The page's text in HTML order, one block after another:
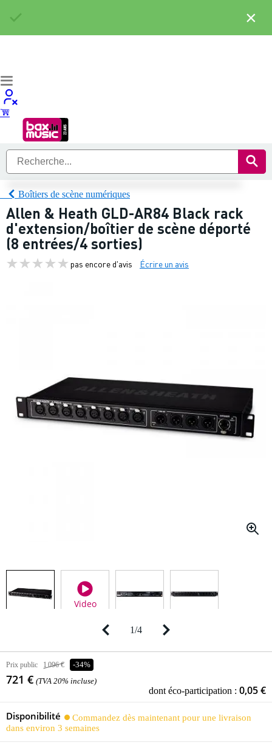
Boîtiers de scène numériques
Allen & Heath GLD-AR84 Black rack
d'extension/boîtier de scène déporté
(8 entrées/4 sorties)
pas encore d'avis Écrire un avis
Video
1/4
Prix public 1 096 € -34%
721 € (TVA 20% incluse)
dont éco-participation : 0,05 €
Disponibilité
Commandez dès maintenant pour une livraison
dans environ 3 semaines
×